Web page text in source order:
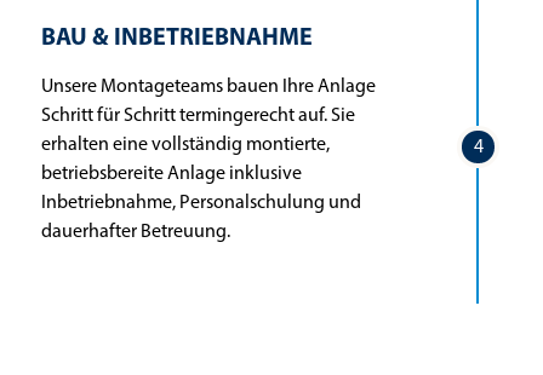
BAU & INBETRIEBNAHME
Unsere Montageteams bauen Ihre Anlage
Schritt für Schritt termingerecht auf. Sie
erhalten eine vollständig montierte,
betriebsbereite Anlage inklusive
Inbetriebnahme, Personalschulung und
dauerhafter Betreuung.
4